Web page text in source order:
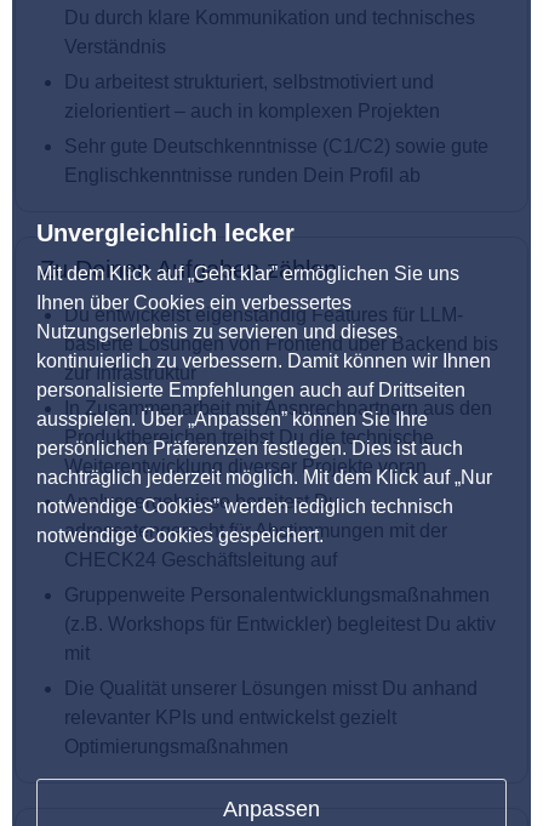
Unvergleichlich lecker
Mit dem Klick auf „Geht klar” ermöglichen Sie uns
Ihnen über Cookies ein verbessertes
Nutzungserlebnis zu servieren und dieses
kontinuierlich zu verbessern. Damit können wir Ihnen
personalisierte Empfehlungen auch auf Drittseiten
ausspielen. Über „Anpassen” können Sie Ihre
persönlichen Präferenzen festlegen. Dies ist auch
nachträglich jederzeit möglich. Mit dem Klick auf „Nur
notwendige Cookies” werden lediglich technisch
notwendige Cookies gespeichert.
Anpassen
Du durch klare Kommunikation und technisches
Verständnis
Du arbeitest strukturiert, selbstmotiviert und
zielorientiert – auch in komplexen Projekten
Sehr gute Deutschkenntnisse (C1/C2) sowie gute
Englischkenntnisse runden Dein Profil ab
Zu Deinen Aufgaben zählen
Du entwickelst eigenständig Features für LLM-
basierte Lösungen von Frontend über Backend bis
zur Infrastruktur
In Zusammenarbeit mit Ansprechpartnern aus den
Produktbereichen treibst Du die technische
Weiterentwicklung diverser Projekte voran
Analyseergebnisse bereitest Du
adressatengerecht für Abstimmungen mit der
CHECK24 Geschäftsleitung auf
Gruppenweite Personalentwicklungsmaßnahmen
(z.B. Workshops für Entwickler) begleitest Du aktiv
mit
Die Qualität unserer Lösungen misst Du anhand
relevanter KPIs und entwickelst gezielt
Optimierungsmaßnahmen